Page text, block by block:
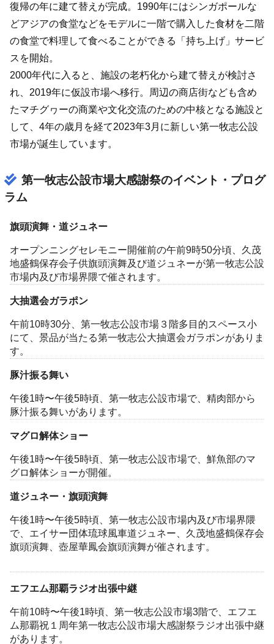
復帰の年に建て替えが完成。1990年にはシンガポールな
どアジアの食堂などをモデルに一階で購入した食材を二階
の食堂で料理して食べることができる「持ち上げ」サービ
スを開始。
2000年代に入ると、施設の老朽化から建て替えが検討さ
れ、2019年に仮設市場へ移行。周辺の商店街なども含め
たマチグヮーの商業や文化交流のための中核となる施設と
して、4年の歳月を経て2023年3月に新しい第一牧志公設
市場が誕生しています。
第一牧志公設市場大感謝祭のイベント・プログ
ラム
旗頭演舞・道ジュネー
オープンニングセレモニー開催前の午前9時50分頃、久茂
地盛鶴保存会子供旗頭演舞及び道ジュネーが第一牧志公設
市場内及び市場界隈で催されます。
大抽選会ガラポン
午前10時30分、第一牧志公設市場３階多目的スペース小
にて、景品が当たる第一牧志公大抽選会ガラポンがありま
す。
豚汁振る舞い
午後1時〜午後5時頃、第一牧志公設市場で、精肉部から
豚汁振る舞いがあります。
マグロ解体ショー
午後1時〜午後5時頃、第一牧志公設市場で、鮮魚部のマ
グロ解体ショーが開催。
道ジュネー・旗頭演舞
午後1時〜午後5時頃、第一牧志公設市場内及び市場界隈
で、エイサー団体琉球風車道ジュネー、久茂地盛鶴保存会
旗頭演舞、壺屋華鳳会旗頭演舞が催されます。
エフエム那覇ラジオ出張中継
午前10時〜午後1時頃、第一牧志公設市場3階で、エフエ
ム那覇祝１周年第一牧志公設市場大感謝祭ラジオ出張中継
があります。